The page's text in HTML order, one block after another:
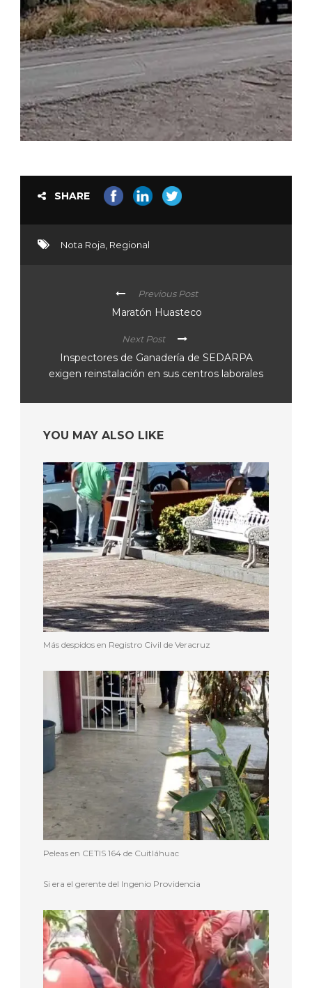
SHARE
Nota Roja, Regional
Previous Post
Maratón Huasteco
Next Post
Inspectores de Ganadería de SEDARPA
exigen reinstalación en sus centros laborales
YOU MAY ALSO LIKE
Más despidos en Registro Civil de Veracruz
Peleas en CETIS 164 de Cuitláhuac
Si era el gerente del Ingenio Providencia